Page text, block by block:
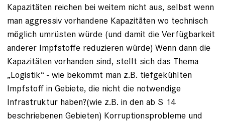
Kapazitäten reichen bei weitem nicht aus, selbst wenn
man aggressiv vorhandene Kapazitäten wo technisch
möglich umrüsten würde (und damit die Verfügbarkeit
anderer Impfstoffe reduzieren würde) Wenn dann die
Kapazitäten vorhanden sind, stellt sich das Thema
„Logistik“ - wie bekommt man z.B. tiefgekühlten
Impfstoff in Gebiete, die nicht die notwendige
Infrastruktur haben?(wie z.B. in den ab S 14
beschriebenen Gebieten) Korruptionsprobleme und